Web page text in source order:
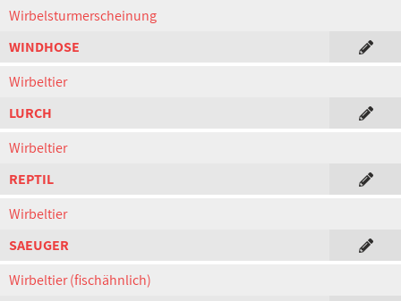
Wirbelsturmerscheinung
WINDHOSE
Wirbeltier
LURCH
Wirbeltier
REPTIL
Wirbeltier
SAEUGER
Wirbeltier (fischähnlich)